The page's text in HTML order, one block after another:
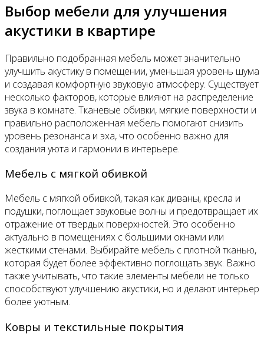
Выбор мебели для улучшения
акустики в квартире
Правильно подобранная мебель может значительно
улучшить акустику в помещении, уменьшая уровень шума
и создавая комфортную звуковую атмосферу. Существует
несколько факторов, которые влияют на распределение
звука в комнате. Тканевые обивки, мягкие поверхности и
правильно расположенная мебель помогают снизить
уровень резонанса и эха, что особенно важно для
создания уюта и гармонии в интерьере.
Мебель с мягкой обивкой
Мебель с мягкой обивкой, такая как диваны, кресла и
подушки, поглощает звуковые волны и предотвращает их
отражение от твердых поверхностей. Это особенно
актуально в помещениях с большими окнами или
жесткими стенами. Выбирайте мебель с плотной тканью,
которая будет более эффективно поглощать звук. Важно
также учитывать, что такие элементы мебели не только
способствуют улучшению акустики, но и делают интерьер
более уютным.
Ковры и текстильные покрытия